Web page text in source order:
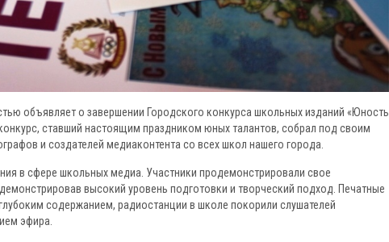
объявляет о завершении Городского конкурса школьных изданий «Юность
ставший настоящим праздником юных талантов, собрал под своим
и создателей медиаконтента со всех школ нашего города.
в сфере школьных медиа. Участники продемонстрировали свое
высокий уровень подготовки и творческий подход. Печатные
содержанием, радиостанции в школе покорили слушателей
эфира.